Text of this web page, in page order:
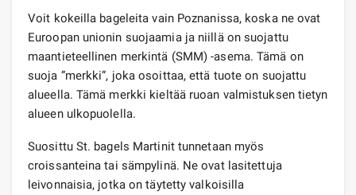
Voit kokeilla bageleita vain Poznanissa, koska ne ovat
Euroopan unionin suojaamia ja niillä on suojattu
maantieteellinen merkintä (SMM) -asema. Tämä on
suoja ”merkki”, joka osoittaa, että tuote on suojattu
alueella. Tämä merkki kieltää ruoan valmistuksen tietyn
alueen ulkopuolella.
Suosittu St. bagels Martinit tunnetaan myös
croissanteina tai sämpylinä. Ne ovat lasitettuja
leivonnaisia, jotka on täytetty valkoisilla